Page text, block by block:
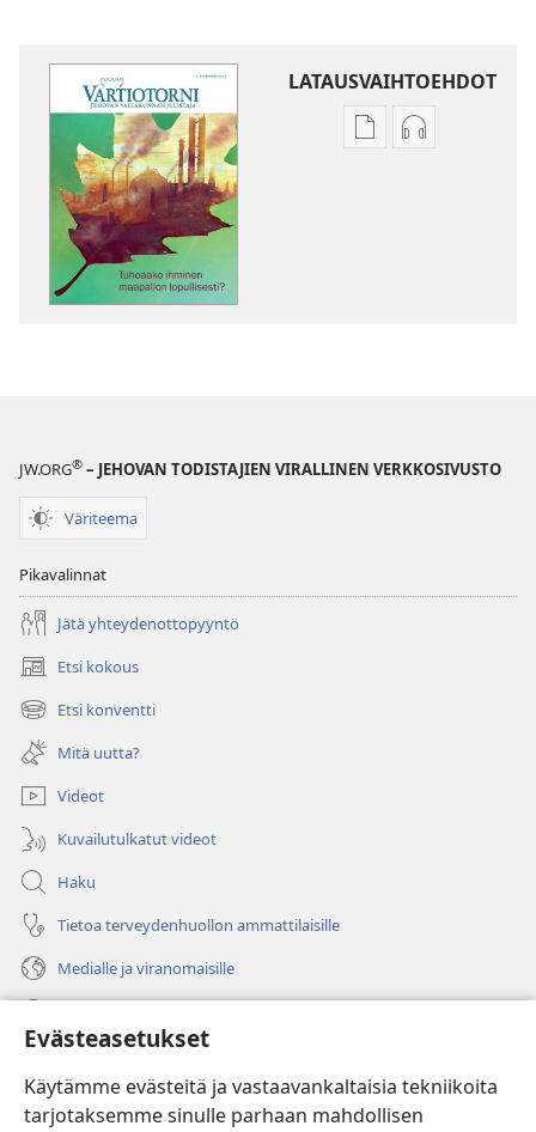
Evästeasetukset
Käytämme evästeitä ja vastaavankaltaisia tekniikoita
tarjotaksemme sinulle parhaan mahdollisen
LATAUSVAIHTOEHDOT
JulkaisujenÄänitteiden
JW.ORG® – JEHOVAN TODISTAJIEN VIRALLINEN VERKKOSIVUSTO
Väriteema
Pikavalinnat
Jätä yhteydenottopyyntö
Etsi kokous
(avaa
uuden
ikkunan)
Etsi konventti
(avaa
uuden
ikkunan)
Mitä uutta?
Videot
Kuvailutulkatut videot
Haku
Tietoa terveydenhuollon ammattilaisille
Medialle ja viranomaisille
(avaa
uuden
ikkunan)